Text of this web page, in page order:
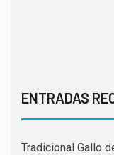
ENTRADAS
Tradicional Gallo